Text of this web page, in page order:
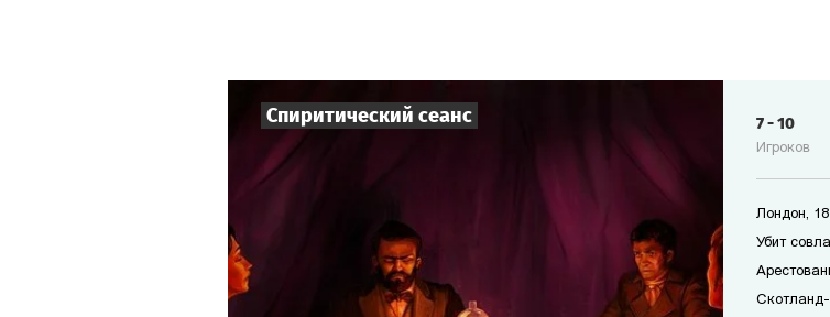
Спиритический сеанс
Игроков
7-10
Лондон,
Убит